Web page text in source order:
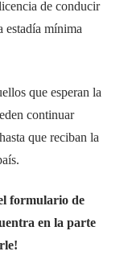
de conducir
estadía mínima
que esperan la
continuar
que reciban la
formulario de
en la parte